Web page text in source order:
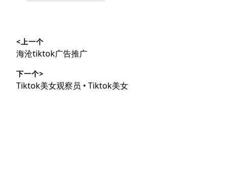
章
导
航
<上一个
上
文
章：
海沧tiktok广告推广
下一个>
下
Tiktok美女观察员 • Tiktok美女